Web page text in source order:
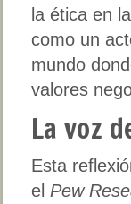
la ética en
como un
mundo
valores
La voz
Esta
el Pew